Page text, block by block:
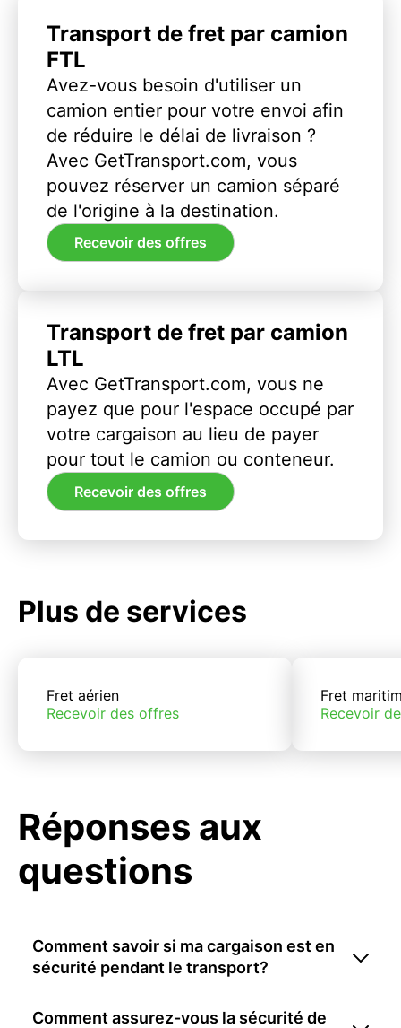
Transport de fret par camion
FTL
Avez-vous besoin d'utiliser un
camion entier pour votre envoi afin
de réduire le délai de livraison ?
Avec GetTransport.com, vous
pouvez réserver un camion séparé
de l'origine à la destination.
Recevoir des offres
Transport de fret par camion
LTL
Avec GetTransport.com, vous ne
payez que pour l'espace occupé par
votre cargaison au lieu de payer
pour tout le camion ou conteneur.
Recevoir des offres
Plus de services
Fret aérien
Recevoir des offres
Fret
Recevoir
Réponses aux
questions
Comment savoir si ma cargaison est en
sécurité pendant le transport?
Comment assurez-vous la sécurité de